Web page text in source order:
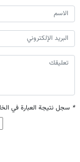
* سجل نتيجة العبارة في